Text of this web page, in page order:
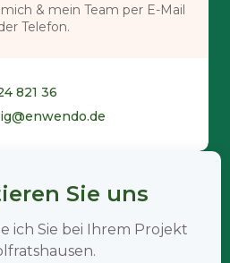
& mein Team per E-Mail
Telefon.
821 36
Sie uns
ich Sie bei Ihrem Projekt